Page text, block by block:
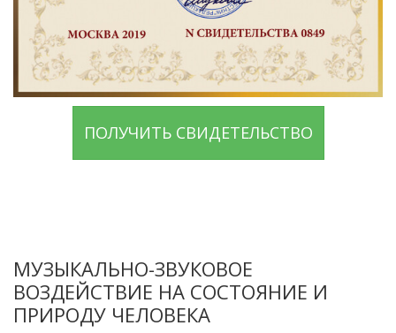
ПОЛУЧИТЬ СВИДЕТЕЛЬСТВО
МУЗЫКАЛЬНО-ЗВУКОВОЕ
ВОЗДЕЙСТВИЕ НА СОСТОЯНИЕ И
ПРИРОДУ ЧЕЛОВЕКА